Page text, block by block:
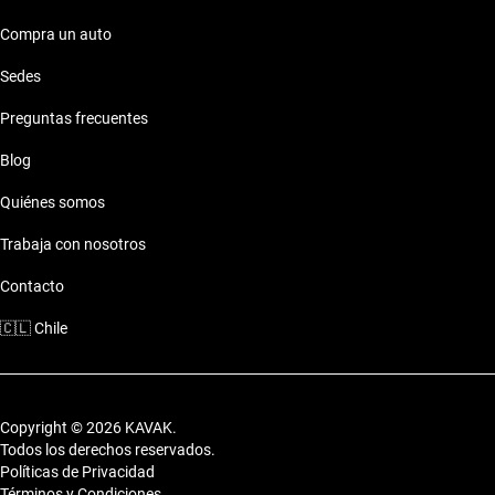
Compra un auto
Sedes
Preguntas frecuentes
Blog
Quiénes somos
Trabaja con nosotros
Contacto
🇨🇱Chile
Copyright © 2026 KAVAK.
Todos los derechos reservados.
Políticas de Privacidad